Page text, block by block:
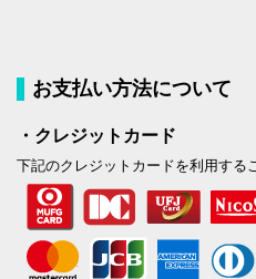
お支払い方法について
・クレジットカード
下記のクレジットカードを利用する